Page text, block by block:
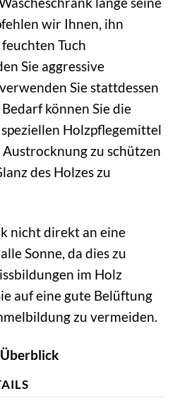
wir Ihnen, ihn
Tuch
Sie aggressive
Sie stattdessen
können Sie die
Holzpflegemittel
zu schützen
des Holzes zu
nicht direkt an eine
Sonne, da dies zu
im Holz
auf eine gute Belüftung
zu vermeiden.